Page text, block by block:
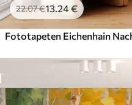
22.07€13.24€